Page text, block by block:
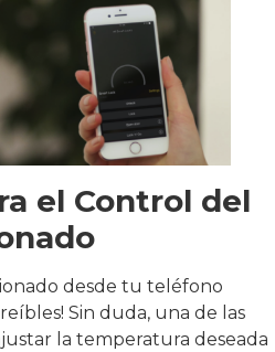
el Control del
desde tu teléfono
Sin duda, una de las
la temperatura deseada